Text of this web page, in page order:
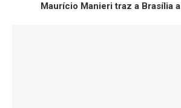
Maurício Manieri traz a Brasília